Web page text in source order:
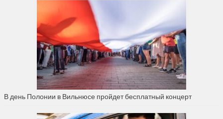
В день Полонии в Вильнюсе пройдет бесплатный концерт